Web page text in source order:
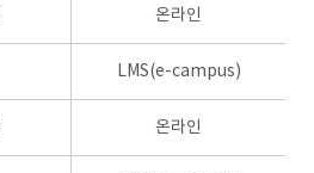
온라인
LMS(e-campus)
온라인